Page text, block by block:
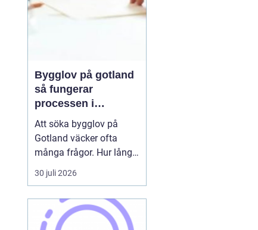
Bygglov på gotland
så fungerar
processen i
praktiken
Att söka bygglov på
Gotland väcker ofta
många frågor. Hur lång
tid tar det? Vilka
handlingar behövs? Och
nära havet eller i Visbys
känsliga kulturmiljö? För
30 juli 2026